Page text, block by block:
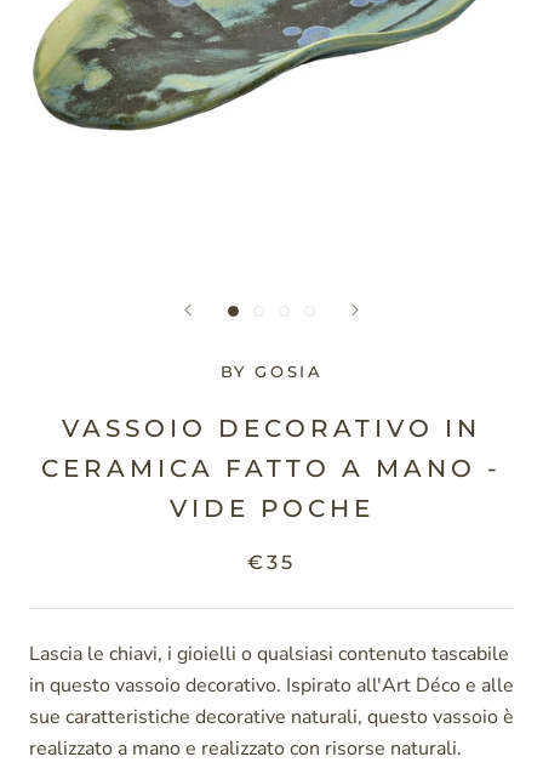
BY GOSIA
VASSOIO DECORATIVO IN
CERAMICA FATTO A MANO -
VIDE POCHE
€35
Lascia le chiavi, i gioielli o qualsiasi contenuto tascabile
in questo vassoio decorativo. Ispirato all'Art Déco e alle
sue caratteristiche decorative naturali, questo vassoio è
realizzato a mano e realizzato con risorse naturali.